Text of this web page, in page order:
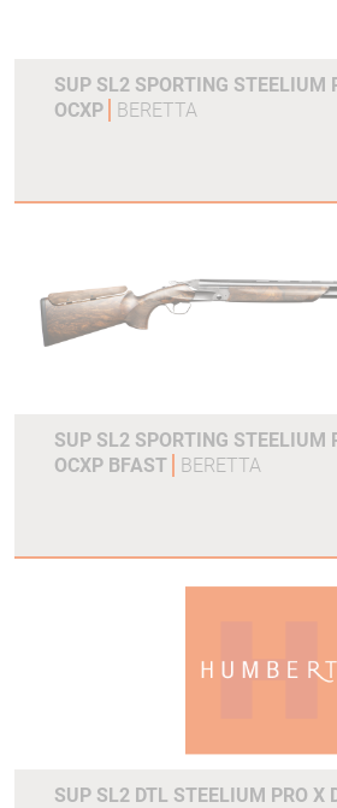
SUP SL2 SPORTING STEELIUM
OCXP
BERETTA
SUP SL2 SPORTING STEELIUM
OCXP BFAST
BERETTA
SUP SL2 DTL STEELIUM PRO X